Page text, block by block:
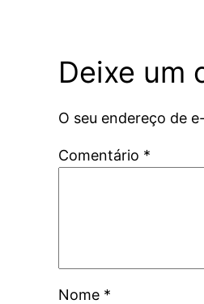
Deixe um
O seu endereço de
Comentário *
Nome *